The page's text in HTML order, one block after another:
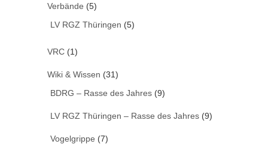
Verbände (5)
LV RGZ Thüringen (5)
VRC (1)
Wiki & Wissen (31)
BDRG – Rasse des Jahres (9)
LV RGZ Thüringen – Rasse des Jahres (9)
Vogelgrippe (7)